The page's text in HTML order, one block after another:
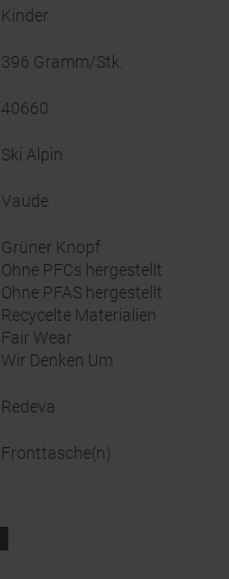
Kinder
396 Gramm/Stk.
40660
Ski Alpin
Vaude
Grüner Knopf
Ohne PFCs hergestellt
Ohne PFAS hergestellt
Recycelte Materialien
Fair Wear
Wir Denken Um
Redeva
Fronttasche(n)